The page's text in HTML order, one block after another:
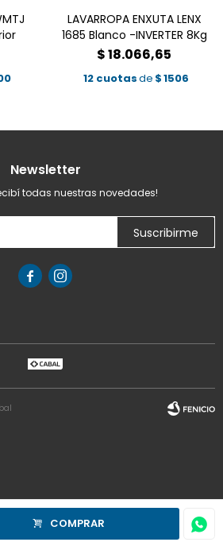
COMPRAR
LAVARROPA ENXUTA LENX
1685 Blanco -INVERTER 8Kg
$18.066,65
12 cuotasde $1506
Newsletter
todas nuestras novedades!
Suscribirme
 
Fenicio